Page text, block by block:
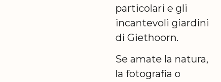
particolari e gli
incantevoli giardini
di Giethoorn.
Se amate la natura,
la fotografia o